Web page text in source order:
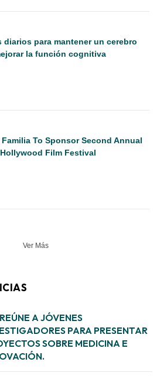
diarios para mantener un cerebro
la función cognitiva
Familia To Sponsor Second Annual
Film Festival
Ver Más
A JÓVENES
PARA PRESENTAR
SOBRE MEDICINA E